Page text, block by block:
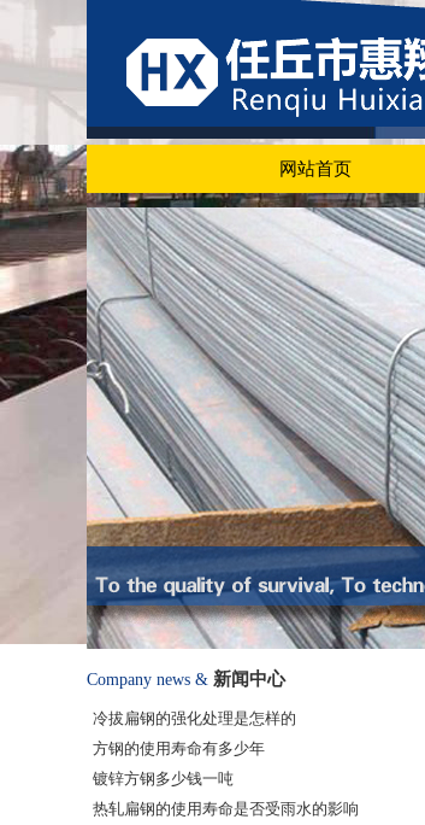
网站首页
Company news & 新闻中心
冷拔扁钢的强化处理是怎样的
方钢的使用寿命有多少年
镀锌方钢多少钱一吨
热轧扁钢的使用寿命是否受雨水的影响